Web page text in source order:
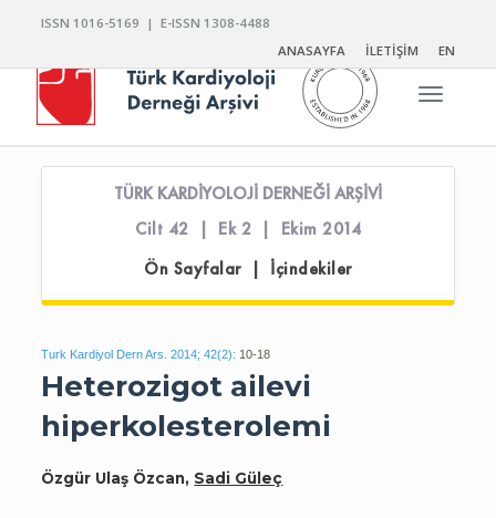
ISSN 1016-5169 | E-ISSN 1308-4488
ANASAYFA
İLETİŞİM EN
Toggle
TÜRK KARDİYOLOJİ DERNEĞİ ARŞİVİ
Cilt 42 | Ek 2 | Ekim 2014
Ön Sayfalar | İçindekiler
Turk Kardiyol Dern Ars. 2014; 42(2): 10-18
Heterozigot ailevi
hiperkolesterolemi
Özgür Ulaş Özcan, Sadi Güleç